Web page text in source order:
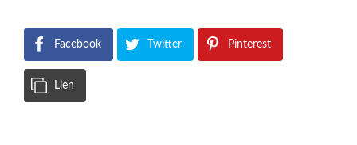
Facebook Twitter Pinterest
Lien